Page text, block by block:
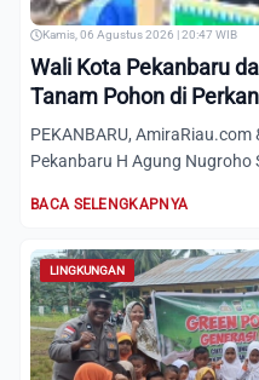
Kamis, 06 Agustus 2026 | 20:47 WIB
Wali Kota Pekanbaru
Tanam Pohon di
PEKANBARU,
Pekanbaru H Agung Nugroho
BACA SELENGKAPNYA
LINGKUNGAN